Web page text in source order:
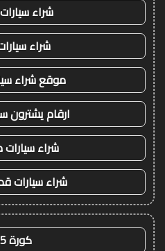
شراء
شراء
موقع شراء
ارقام يشترون
شراء
شراء سيارات
كورة 365